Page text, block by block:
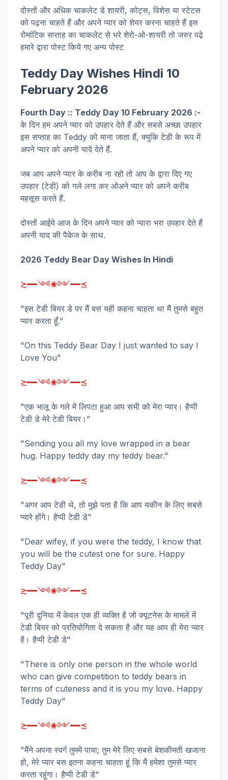
दोस्तों और अधिक चाकलेट डे शायरी, कोट्स, विशेस या स्टेटस
को पढ़ना चाहते हैं और अपने प्यार को शेयर करना चाहते हैं इस
रोमांटिक सप्ताह का चाकलेट से भरे शेरो-ओ-शायरी तो जरुर पढ़े
हमारे द्वारा पोस्ट किये गए अन्य पोस्ट
Teddy Day Wishes Hindi 10
February 2026
Fourth Day :: Teddy Day 10 February 2026 :-
के दिन हम अपने प्यार को उपहार देते हैं और सबसे अच्छा उपहार
इस सप्ताह का Teddy को माना जाता हैं, क्युकि टेडी के रूप में
अपने प्यार को अपनी यादे देते हैं.
जब आप अपने प्यार के करीब ना रहो तो आप के द्वारा दिए गए
उपहार (टेडी) को गले लगा कर ओअने प्यार को अपने करीब
महसूस करते हैं.
दोस्तों आईये आज के दिन अपने प्यार को प्यारा भरा उपहार देते हैं
अपनी याद की पैकेज के साथ.
2026 Teddy Bear Day Wishes In Hindi
≿━━༺❀༻━━≾
"इस टेडी बियर डे पर मैं बस यही कहना चाहता था मैं तुमसे बहुत
प्यार करता हूँ."
"On this Teddy Bear Day I just wanted to say I
Love You"
≿━━༺❀༻━━≾
"एक भालू के गले में लिपटा हुआ आप सभी को मेरा प्यार। हैप्पी
टेडी डे मेरे टेडी बियर।"
"Sending you all my love wrapped in a bear
hug. Happy teddy day my teddy bear."
≿━━༺❀༻━━≾
"अगर आप टेडी थे, तो मुझे पता है कि आप यकीन के लिए सबसे
प्यारे होंगे। हैप्पी टेडी डे"
"Dear wifey, if you were the teddy, I know that
you will be the cutest one for sure. Happy
Teddy Day"
≿━━༺❀༻━━≾
"पूरी दुनिया में केवल एक ही व्यक्ति है जो क्यूटनेस के मामले में
टेडी बियर को प्रतियोगिता दे सकता है और यह आप ही मेरा प्यार
है। हैप्पी टेडी डे"
"There is only one person in the whole world
who can give competition to teddy bears in
terms of cuteness and it is you my love. Happy
Teddy Day"
≿━━༺❀༻━━≾
"मैंने अपना स्वर्ग तुममें पाया; तुम मेरे लिए सबसे बेशकीमती खजाना
हो, मेरे प्यार बस इतना कहना चाहता हूं कि मैं हमेशा तुमसे प्यार
करता रहूंगा। हैप्पी टेडी डे"